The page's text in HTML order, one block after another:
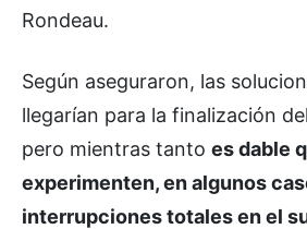
Rondeau.
Según aseguraron, las
llegarían para la finalización
pero mientras tanto es dable
experimenten, en algunos
interrupciones totales en el